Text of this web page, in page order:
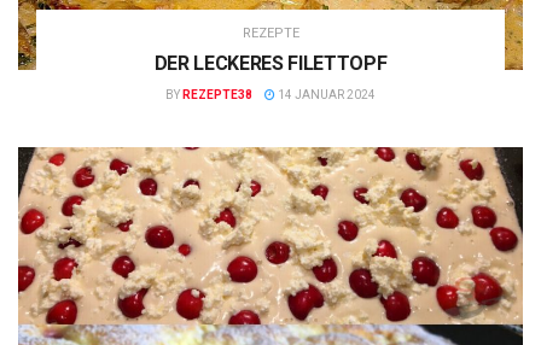
REZEPTE
DER LECKERES FILETTOPF
BY REZEPTE38 14 JANUAR 2024